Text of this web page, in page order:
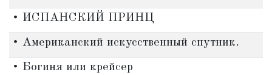
• ИСПАНСКИЙ ПРИНЦ
• Американский искусственный спутник.
• Богиня или крейсер